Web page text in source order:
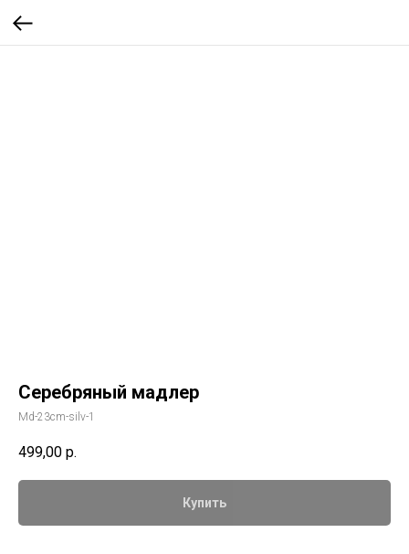
Серебряный мадлер
Md-23cm-silv-1
499,00 р.
Купить